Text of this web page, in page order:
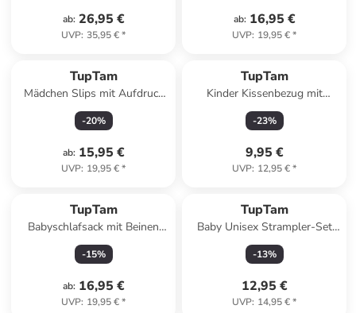
ab: 26,95 €
UVP: 35,95 €*
ab: 16,95 €
UVP: 19,95 €*
TupTam
Mädchen Slips mit Aufdruck
10er Pack in rosa/blau
-20%
ab: 15,95 €
UVP: 19,95 €*
TupTam
Kinder Kissenbezug mit
Hotelverschluss 2er Set in
beige/grau
-23%
9,95 €
UVP: 12,95 €*
TupTam
Babyschlafsack mit Beinen
Unwattiert in braun
-15%
ab: 16,95 €
UVP: 19,95 €*
TupTam
Baby Unisex Strampler-Set
mit Aufdruck Spruch 2-tlg in
beige Modell 2
-13%
12,95 €
UVP: 14,95 €*